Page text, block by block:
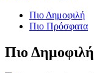
Πιο Δημοφιλή
Πιο Πρόσφατα
Πιο Δημοφιλή